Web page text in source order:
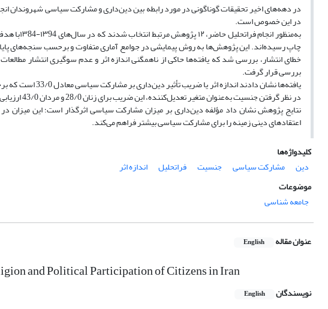
در دهه‌های اخیر تحقیقات گوناگونی در مورد رابطه بین دین‌داری و مشارکت سیاسی شهروندان
در این خصوص است.
به‌منظور
چاپ رسیده‌اند. این پژوهش‌ها به روش پیمایشی در جوامع آماری متفاوت و برحسب سنجه‌های
خطای انتشار، بررسی شد که یافته‌ها حاکی از ناهمگنی اندازه اثر و عدم سوگیری انتشار
بررسی قرار گرفت.
یافته‌ها نشان
در نظر گرفتن جنسیت به‌عنوان متغیر تعدیل‌کننده، این ضریب برای زنان 28/0 و مردان 43/0 ارزیابی شد.
نتایج پژوهش نشان داد مؤلفه‌ دین‌داری بر میزان مشارکت سیاسی اثرگذار است؛ این میزان
اعتقاد‌های دینی زمینه را برای مشارکت سیاسی بیشتر فراهم می‌کند.
کلیدواژه‌ها
دین
مشارکت سیاسی جنسیت فراتحلیل
اندازه اثر
موضوعات
جامعه شناسی
عنوان مقاله English
and Political Participation of Citizens in Iran
نویسندگان English